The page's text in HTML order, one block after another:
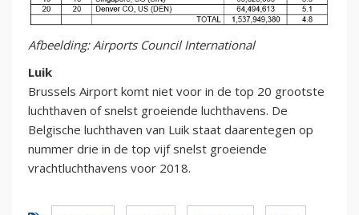
Afbeelding: Airports Council International
Luik
Brussels Airport komt niet voor in de top 20 grootste
luchthaven of snelst groeiende luchthavens. De
Belgische luchthaven van Luik staat daarentegen op
nummer drie in de top vijf snelst groeiende
vrachtluchthavens voor 2018.